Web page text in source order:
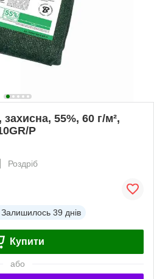
захисна, 55%, 60 г/м²,
P
Роздріб
Залишилось 39 днів
Купити
або